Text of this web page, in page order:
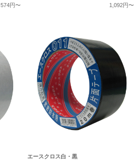
574円〜
1,092円〜
エースクロス白・黒